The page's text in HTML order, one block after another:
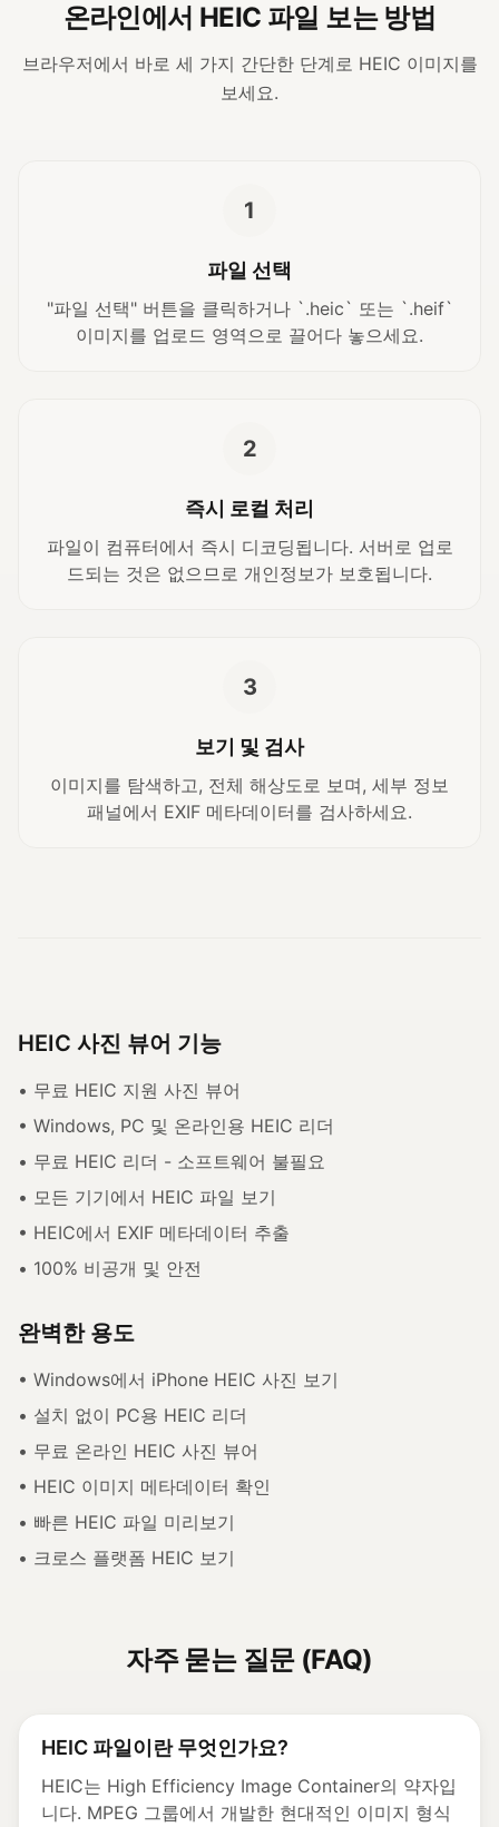
온라인에서 HEIC 파일 보는 방법
브라우저에서 바로 세 가지 간단한 단계로 HEIC 이미지를
보세요.
1
파일 선택
"파일 선택" 버튼을 클릭하거나 `.heic` 또는 `.heif`
이미지를 업로드 영역으로 끌어다 놓으세요.
2
즉시 로컬 처리
파일이 컴퓨터에서 즉시 디코딩됩니다. 서버로 업로
드되는 것은 없으므로 개인정보가 보호됩니다.
3
보기 및 검사
이미지를 탐색하고, 전체 해상도로 보며, 세부 정보
패널에서 EXIF 메타데이터를 검사하세요.
HEIC 사진 뷰어 기능
• 무료 HEIC 지원 사진 뷰어
• Windows, PC 및 온라인용 HEIC 리더
• 무료 HEIC 리더 - 소프트웨어 불필요
• 모든 기기에서 HEIC 파일 보기
• HEIC에서 EXIF 메타데이터 추출
• 100% 비공개 및 안전
완벽한 용도
• Windows에서 iPhone HEIC 사진 보기
• 설치 없이 PC용 HEIC 리더
• 무료 온라인 HEIC 사진 뷰어
• HEIC 이미지 메타데이터 확인
• 빠른 HEIC 파일 미리보기
• 크로스 플랫폼 HEIC 보기
자주 묻는 질문 (FAQ)
HEIC 파일이란 무엇인가요?
HEIC는 High Efficiency Image Container의 약자입
니다. MPEG 그룹에서 개발한 현대적인 이미지 형식